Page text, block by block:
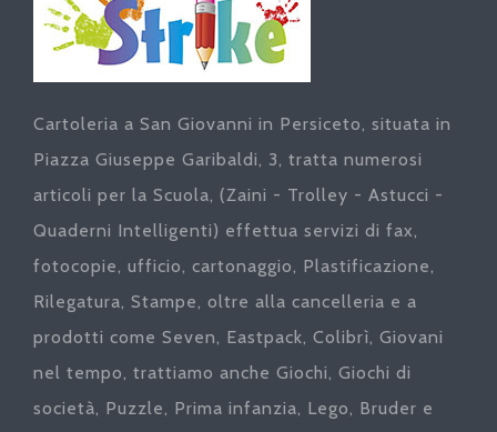
Cartoleria a San Giovanni in Persiceto, situata in
Piazza Giuseppe Garibaldi, 3, tratta numerosi
articoli per la Scuola, (Zaini - Trolley - Astucci -
Quaderni Intelligenti) effettua servizi di fax,
fotocopie, ufficio, cartonaggio, Plastificazione,
Rilegatura, Stampe, oltre alla cancelleria e a
prodotti come Seven, Eastpack, Colibrì, Giovani
nel tempo, trattiamo anche Giochi, Giochi di
società, Puzzle, Prima infanzia, Lego, Bruder e